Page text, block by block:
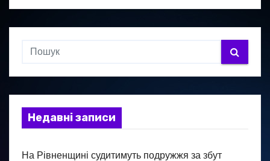
Недавні записи
На Рівненщині судитимуть подружжя за збут